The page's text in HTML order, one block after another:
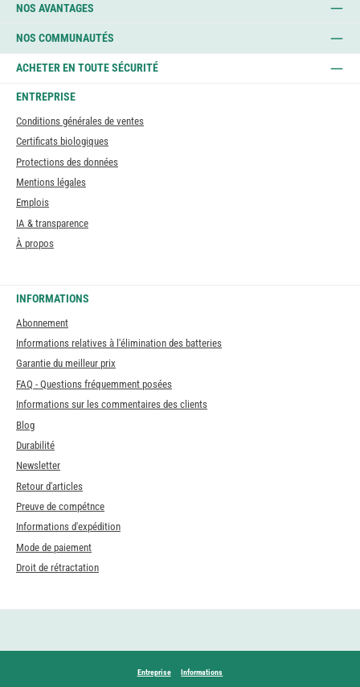
NOS AVANTAGES
NOS COMMUNAUTÉS
ACHETER EN TOUTE SÉCURITÉ
ENTREPRISE
Conditions générales de ventes
Certificats biologiques
Protections des données
Mentions légales
Emplois
IA & transparence
À propos
INFORMATIONS
Abonnement
Informations relatives à l'élimination des batteries
Garantie du meilleur prix
FAQ - Questions fréquemment posées
Informations sur les commentaires des clients
Blog
Durabilité
Newsletter
Retour d'articles
Preuve de compétnce
Informations d'expédition
Mode de paiement
Droit de rétractation
Entreprise Informations